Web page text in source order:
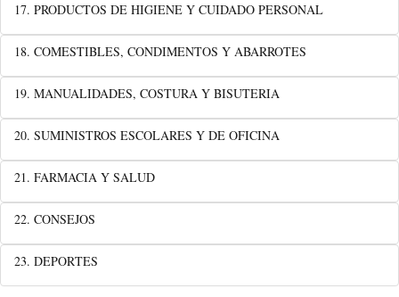
17. PRODUCTOS DE HIGIENE Y CUIDADO PERSONAL
18. COMESTIBLES, CONDIMENTOS Y ABARROTES
19. MANUALIDADES, COSTURA Y BISUTERIA
20. SUMINISTROS ESCOLARES Y DE OFICINA
21. FARMACIA Y SALUD
22. CONSEJOS
23. DEPORTES